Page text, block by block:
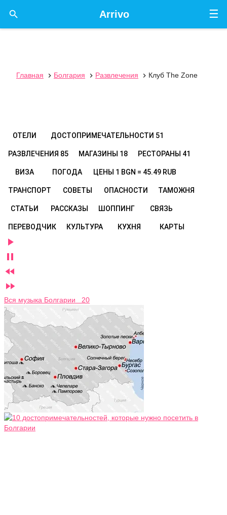
☰
Arrivo

Главная  Болгария  Развлечения  Клуб The Zone
ОТЕЛИ ДОСТОПРИМЕЧАТЕЛЬНОСТИ 51
РАЗВЛЕЧЕНИЯ 85 МАГАЗИНЫ 18 РЕСТОРАНЫ 41
ВИЗА ПОГОДА ЦЕНЫ 1 BGN = 45.49 RUB
ТРАНСПОРТ СОВЕТЫ ОПАСНОСТИ ТАМОЖНЯ
СТАТЬИ РАССКАЗЫ ШОППИНГ СВЯЗЬ
ПЕРЕВОДЧИК КУЛЬТУРА КУХНЯ КАРТЫ




Вся музыка Болгарии 20